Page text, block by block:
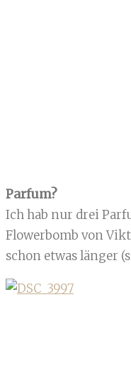
Parfum?
Ich hab nur drei
Flowerbomb von
schon etwas länger